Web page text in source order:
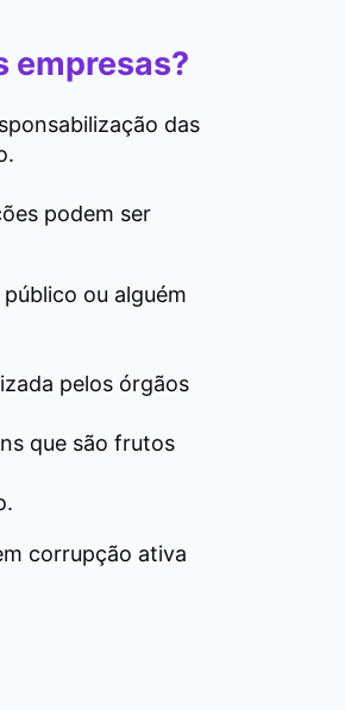
empresas?
das
podem ser
ou alguém
pelos órgãos
que são frutos
corrupção ativa